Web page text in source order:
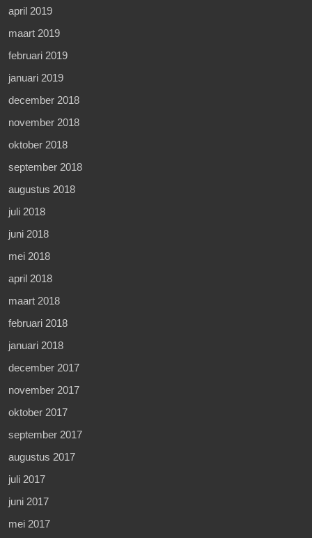
april 2019
maart 2019
februari 2019
januari 2019
december 2018
november 2018
oktober 2018
september 2018
augustus 2018
juli 2018
juni 2018
mei 2018
april 2018
maart 2018
februari 2018
januari 2018
december 2017
november 2017
oktober 2017
september 2017
augustus 2017
juli 2017
juni 2017
mei 2017